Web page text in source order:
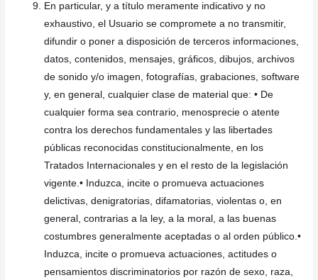
En particular, y a título meramente indicativo y no
exhaustivo, el Usuario se compromete a no transmitir,
difundir o poner a disposición de terceros informaciones,
datos, contenidos, mensajes, gráficos, dibujos, archivos
de sonido y/o imagen, fotografías, grabaciones, software
y, en general, cualquier clase de material que: • De
cualquier forma sea contrario, menosprecie o atente
contra los derechos fundamentales y las libertades
públicas reconocidas constitucionalmente, en los
Tratados Internacionales y en el resto de la legislación
vigente.• Induzca, incite o promueva actuaciones
delictivas, denigratorias, difamatorias, violentas o, en
general, contrarias a la ley, a la moral, a las buenas
costumbres generalmente aceptadas o al orden público.•
Induzca, incite o promueva actuaciones, actitudes o
pensamientos discriminatorios por razón de sexo, raza,